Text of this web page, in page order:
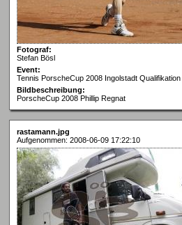
Fotograf:
Stefan Bösl
Event:
Tennis PorscheCup 2008 Ingolstadt Qualifikation
Bildbeschreibung:
PorscheCup 2008 Phillip Regnat
rastamann.jpg
Aufgenommen: 2008-06-09 17:22:10